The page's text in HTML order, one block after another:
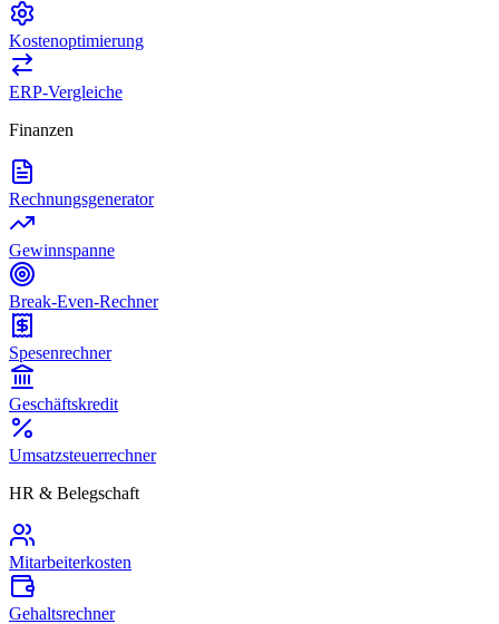
Kostenoptimierung
ERP-Vergleiche
Finanzen
Rechnungsgenerator
Gewinnspanne
Break-Even-Rechner
Spesenrechner
Geschäftskredit
Umsatzsteuerrechner
HR & Belegschaft
Mitarbeiterkosten
Gehaltsrechner